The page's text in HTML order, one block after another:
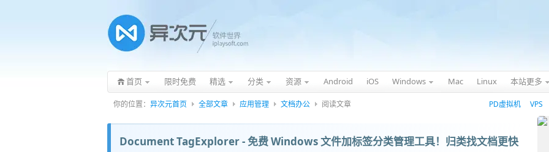
首页 限时免费 精选 分类 资源 Android iOS Windows Mac Linux 本站更多
你的位置： 异次元首页 全部文章 应用管理 文档办公 阅读文章 PD虚拟机 VPS
Document TagExplorer - 免费 Windows 文件加标签分类管理工具！归类找文档更快